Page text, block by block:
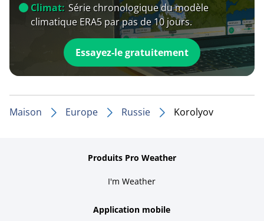
Climat: Série chronologique du modèle
climatique ERA5 par pas de 10 jours.
Essayez-le gratuitement
Maison Europe Russie Korolyov
Produits Pro Weather
I'm Weather
Application mobile